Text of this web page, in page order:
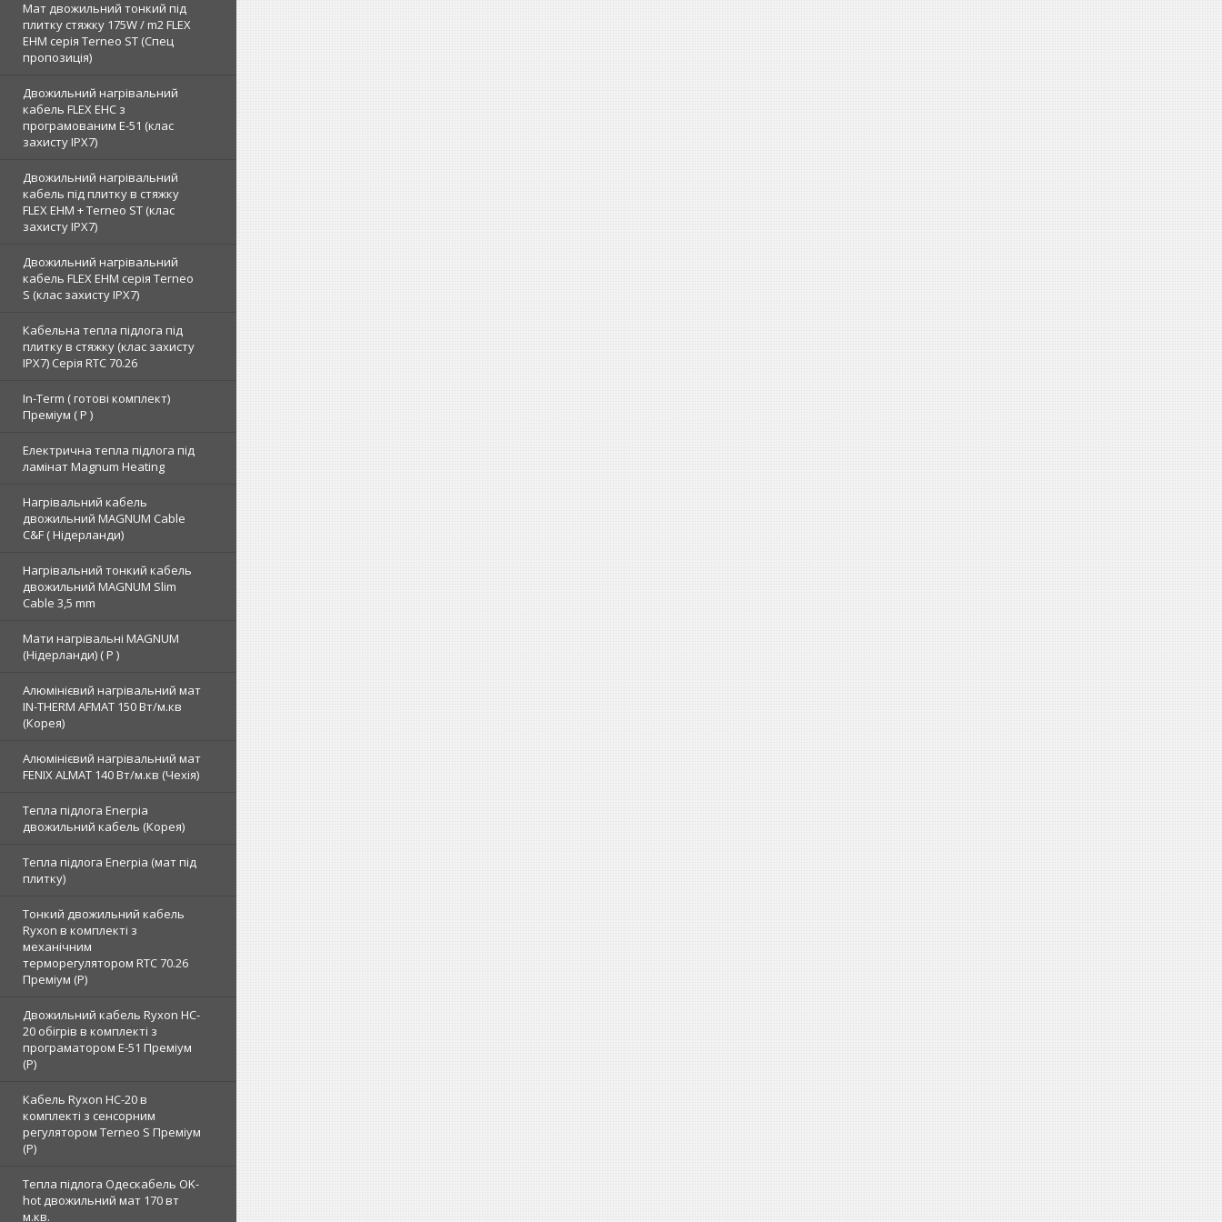
Мат двожильний тонкий під
плитку стяжку 175W / m2 FLEX
EHM серія Terneo SТ (Спец
пропозиція)
Двожильний нагрівальний
кабель FLEX EHС з
програмованим E-51 (клас
захисту IPX7)
Двожильний нагрівальний
кабель під плитку в стяжку
FLEX EHM + Terneo ST (клас
захисту IPX7)
Двожильний нагрівальний
кабель FLEX EHM серія Terneo
S (клас захисту IPX7)
Кабельна тепла підлога під
плитку в стяжку (клас захисту
IPX7) Серія RTC 70.26
In-Term ( готові комплект)
Преміум ( Р )
Електрична тепла підлога під
ламінат Magnum Heating
Нагрівальний кабель
двожильний MAGNUM Cable
C&F ( Нідерланди)
Нагрівальний тонкий кабель
двожильний MAGNUM Slim
Cable 3,5 mm
Мати нагрівальні MAGNUM
(Нідерланди) ( Р )
Алюмінієвий нагрівальний мат
IN-THERM AFMAT 150 Вт/м.кв
(Корея)
Алюмінієвий нагрівальний мат
FENIX ALMAT 140 Вт/м.кв (Чехія)
Тепла підлога Enerpia
двожильний кабель (Корея)
Тепла підлога Enerpia (мат під
плитку)
Тонкий двожильний кабель
Ryxon в комплекті з
механічним
терморегулятором RTC 70.26
Преміум (Р)
Двожильний кабель Ryxon HC-
20 обігрів в комплекті з
програматором E-51 Преміум
(Р)
Кабель Ryxon HC-20 в
комплекті з сенсорним
регулятором Terneo S Преміум
(Р)
Тепла підлога Одескабель OK-
hot двожильний мат 170 вт
м.кв.